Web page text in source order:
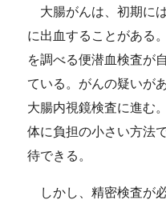
大腸がんは、初期に
に出血することがある
を調べる便潜血検査が
ている。がんの疑いが
大腸内視鏡検査に進む
体に負担の小さい方法
待できる。
しかし、精密検査が